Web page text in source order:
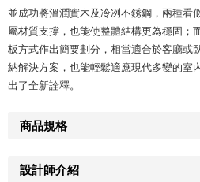
並成功將溫潤實木及冷冽不銹鋼，兩種看
屬材質支撐，也能使整體結構更為穩固；
板方式作出簡要劃分，相當適合於客廳或
納解決方案，也能輕鬆適應現代多變的室
出了全新詮釋。
商品規格
設計師介紹